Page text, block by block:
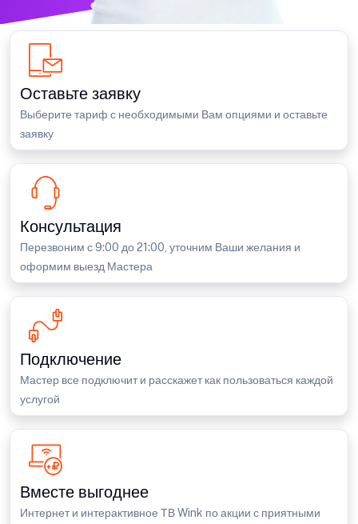
Оставьте заявку
Выберите тариф с необходимыми Вам опциями и оставьте
заявку
Консультация
Перезвоним с 9:00 до 21:00, уточним Ваши желания и
оформим выезд Мастера
Подключение
Мастер все подключит и расскажет как пользоваться каждой
услугой
Вместе выгоднее
Интернет и интерактивное ТВ Wink по акции с приятными